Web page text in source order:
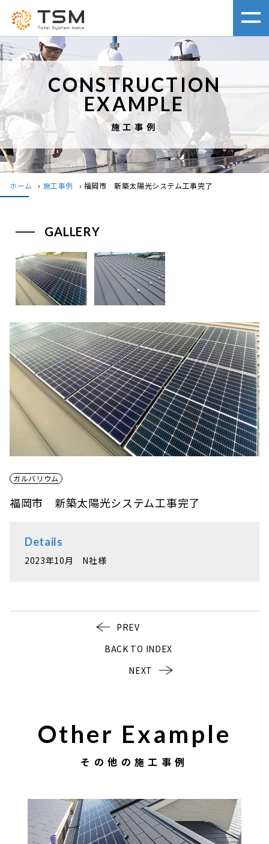
CONSTRUCTION
EXAMPLE
施工事例
ホーム › 施工事例 › 福岡市 新築太陽光システム工事完了
ガルバリウム
福岡市 新築太陽光システム工事完了
Details
2023年10月 N社様
GALLERY
PREV
BACK TO INDEX
NEXT
Other Example
その他の施工事例